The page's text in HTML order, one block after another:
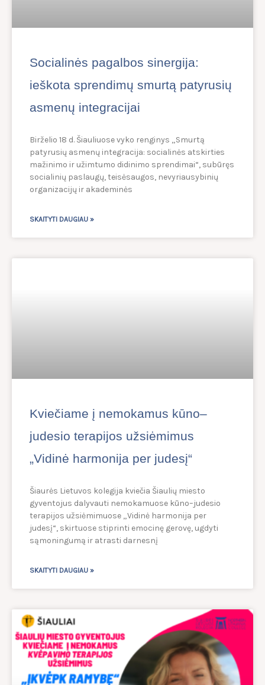
Socialinės pagalbos sinergija:
ieškota sprendimų smurtą patyrusių
asmenų integracijai
Birželio 18 d. Šiauliuose vyko renginys „Smurtą
patyrusių asmenų integracija: socialinės atskirties
mažinimo ir užimtumo didinimo sprendimai“, subūręs
socialinių paslaugų, teisėsaugos, nevyriausybinių
organizacijų ir akademinės
SKAITYTI DAUGIAU »
Kviečiame į nemokamus kūno–
judesio terapijos užsiėmimus
„Vidinė harmonija per judesį“
Šiaurės Lietuvos kolegija kviečia Šiaulių miesto
gyventojus dalyvauti nemokamuose kūno–judesio
terapijos užsiėmimuose „Vidinė harmonija per
judesį“, skirtuose stiprinti emocinę gerovę, ugdyti
sąmoningumą ir atrasti darnesnį
SKAITYTI DAUGIAU »